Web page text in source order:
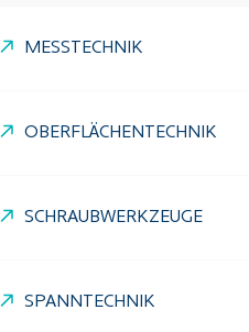
MESSTECHNIK
OBERFLÄCHENTECHNIK
SCHRAUBWERKZEUGE
SPANNTECHNIK